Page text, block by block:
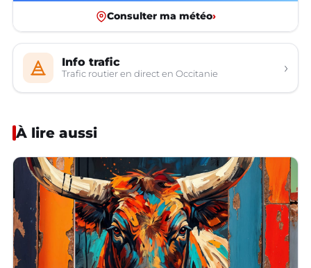
Consulter ma météo›
Info trafic
Trafic routier en direct en Occitanie ›
À lire aussi